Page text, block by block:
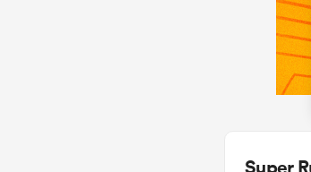
Super